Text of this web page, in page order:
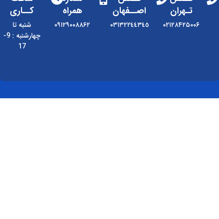
تـهران
۰۲۱۲۸۴۲۵۰۰۶
اصــفهان
٠٣١٣٢٢٤٤٣٤٥
همراه
۰۹۱۲۹۰۰۸۸۶۲
کــاری
شنبه تا
چهارشنبه : 9-
17